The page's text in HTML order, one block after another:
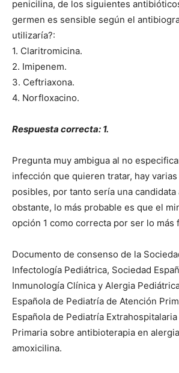
penicilina, de los siguientes
germen es sensible según el
utilizaría?:
1. Claritromicina.
2. Imipenem.
3. Ceftriaxona.
4. Norfloxacino.
Respuesta correcta: 1.
Pregunta muy ambigua al no
infección que quieren tratar, hay
posibles, por tanto sería una candidata
obstante, lo más probable es que el
opción 1 como correcta por ser lo más
Documento de consenso de la
Infectología Pediátrica, Sociedad
Inmunología Clínica y Alergia
Española de Pediatría de Atención
Española de Pediatría
Primaria sobre antibioterapia en
amoxicilina.